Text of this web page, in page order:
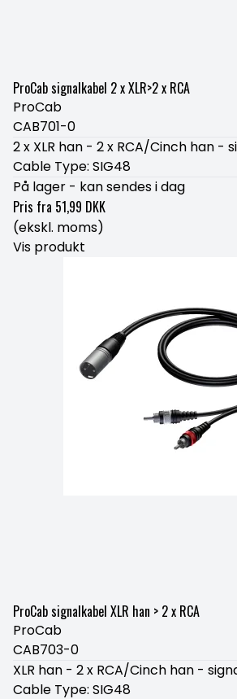
ProCab signalkabel 2 x XLR>2 x RCA
ProCab
CAB701-0
2 x XLR han - 2 x RCA/Cinch han -
Cable Type: SIG48
På lager - kan sendes i dag
Pris fra 51,99 DKK
(ekskl. moms)
Vis produkt
ProCab signalkabel XLR han > 2 x RCA
ProCab
CAB703-0
XLR han - 2 x RCA/Cinch han -
Cable Type: SIG48